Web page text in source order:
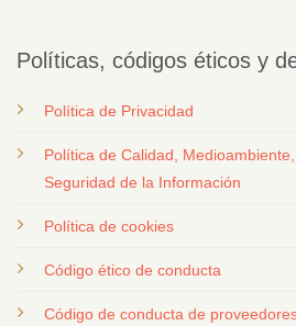
Políticas, códigos éticos y
Política de Privacidad
Política de Calidad,
Seguridad de la Información
Política de cookies
Código ético de conducta
Código de conducta de